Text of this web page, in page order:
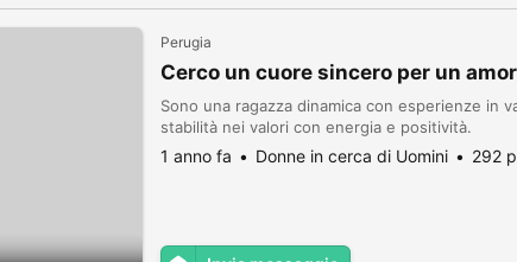
Perugia
Cerco un cuore sincero per un
Sono una ragazza dinamica con esperienze in
stabilità nei valori con energia e positività.
1 anno fa Donne in cerca di Uomini 292